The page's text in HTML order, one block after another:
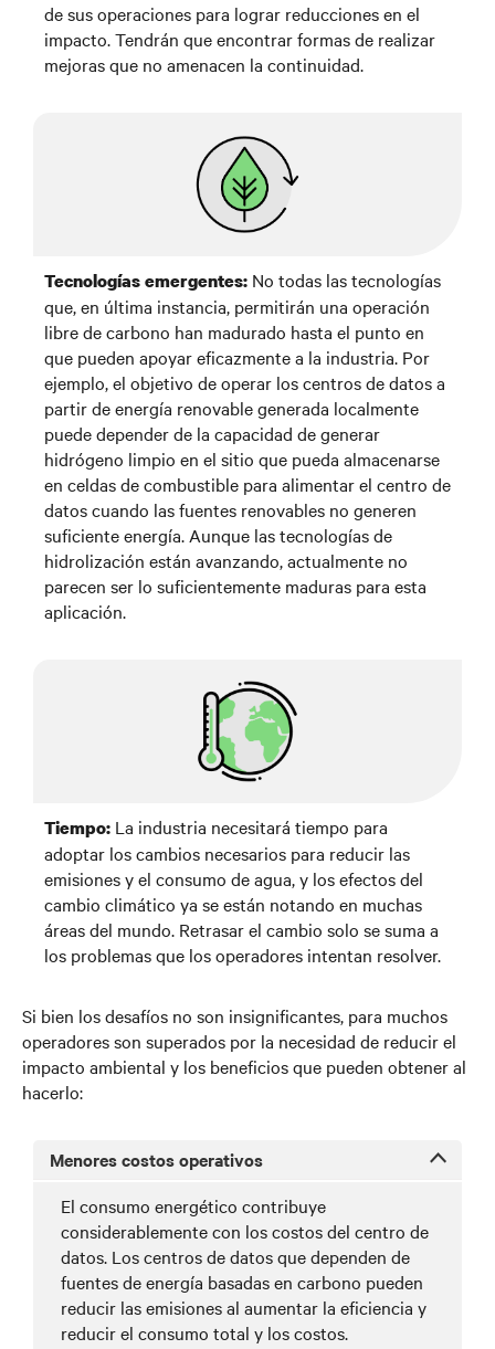
de sus operaciones para lograr reducciones en el
impacto. Tendrán que encontrar formas de realizar
mejoras que no amenacen la continuidad.
Tecnologías emergentes: No todas las tecnologías
que, en última instancia, permitirán una operación
libre de carbono han madurado hasta el punto en
que pueden apoyar eficazmente a la industria. Por
ejemplo, el objetivo de operar los centros de datos a
partir de energía renovable generada localmente
puede depender de la capacidad de generar
hidrógeno limpio en el sitio que pueda almacenarse
en celdas de combustible para alimentar el centro de
datos cuando las fuentes renovables no generen
suficiente energía. Aunque las tecnologías de
hidrolización están avanzando, actualmente no
parecen ser lo suficientemente maduras para esta
aplicación.
Tiempo: La industria necesitará tiempo para
adoptar los cambios necesarios para reducir las
emisiones y el consumo de agua, y los efectos del
cambio climático ya se están notando en muchas
áreas del mundo. Retrasar el cambio solo se suma a
los problemas que los operadores intentan resolver.
Si bien los desafíos no son insignificantes, para muchos
operadores son superados por la necesidad de reducir el
impacto ambiental y los beneficios que pueden obtener al
hacerlo:
Menores costos operativos
El consumo energético contribuye
considerablemente con los costos del centro de
datos. Los centros de datos que dependen de
fuentes de energía basadas en carbono pueden
reducir las emisiones al aumentar la eficiencia y
reducir el consumo total y los costos.